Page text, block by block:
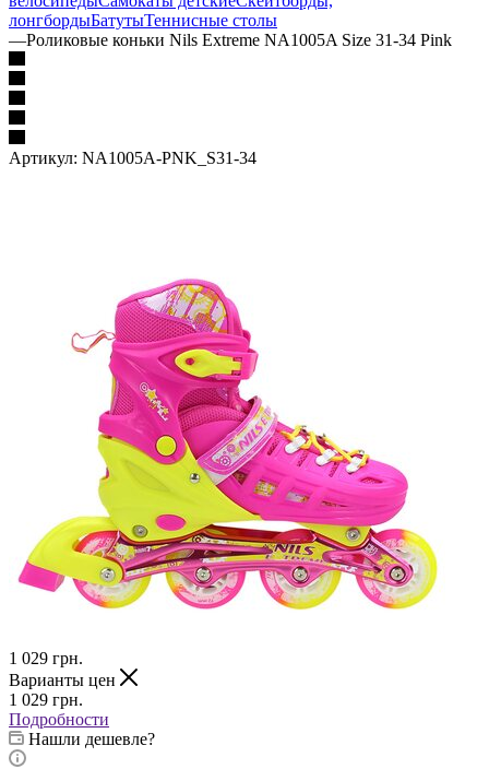
лонгбордыБатутыТеннисные столы
—Роликовые коньки Nils Extreme NA1005A Size 31-34 Pink
Артикул: NA1005A-PNK_S31-34
1 029 грн.
Варианты цен
1 029 грн.
Подробности
Нашли дешевле?